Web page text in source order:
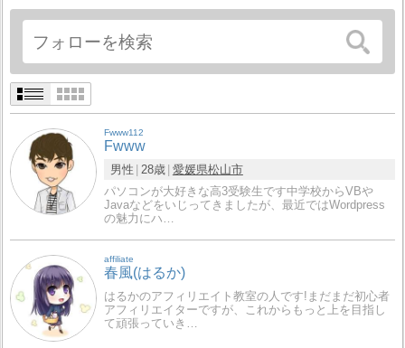
Fwww112
Fwww
男性 28歳 愛媛県松山市
パソコンが大好きな高3受験生です中学校からVBや
Javaなどをいじってきましたが、最近ではWordpress
の魅力にハ…
affiliate
春風(はるか)
はるかのアフィリエイト教室の人です!まだまだ初心者
アフィリエイターですが、これからもっと上を目指し
て頑張っていき…